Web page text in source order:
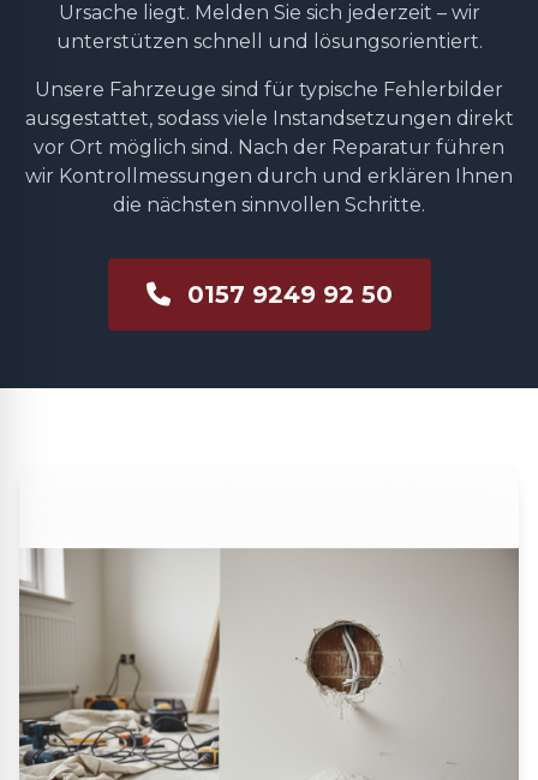
Ursache liegt. Melden Sie sich jederzeit – wir
unterstützen schnell und lösungsorientiert.
Unsere Fahrzeuge sind für typische Fehlerbilder
ausgestattet, sodass viele Instandsetzungen direkt
vor Ort möglich sind. Nach der Reparatur führen
wir Kontrollmessungen durch und erklären Ihnen
die nächsten sinnvollen Schritte.
0157 9249 92 50